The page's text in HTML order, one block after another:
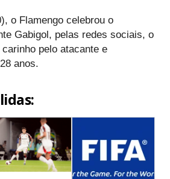
o Flamengo celebrou o
Gabigol, pelas redes sociais, o
pelo atacante e
anos.